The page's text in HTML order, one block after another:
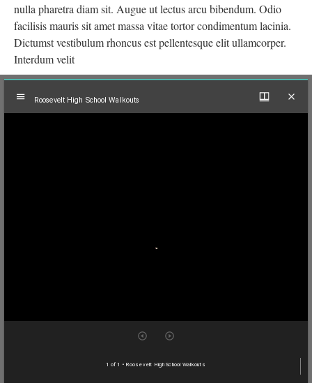
nulla pharetra diam sit. Augue ut lectus arcu bibendum. Odio
facilisis mauris sit amet massa vitae tortor condimentum lacinia.
Dictumst vestibulum rhoncus est pellentesque elit ullamcorper.
Interdum velit
Mirador
Roosevelt High School Walkouts
1 of 1 • Roosevelt High School Walkouts